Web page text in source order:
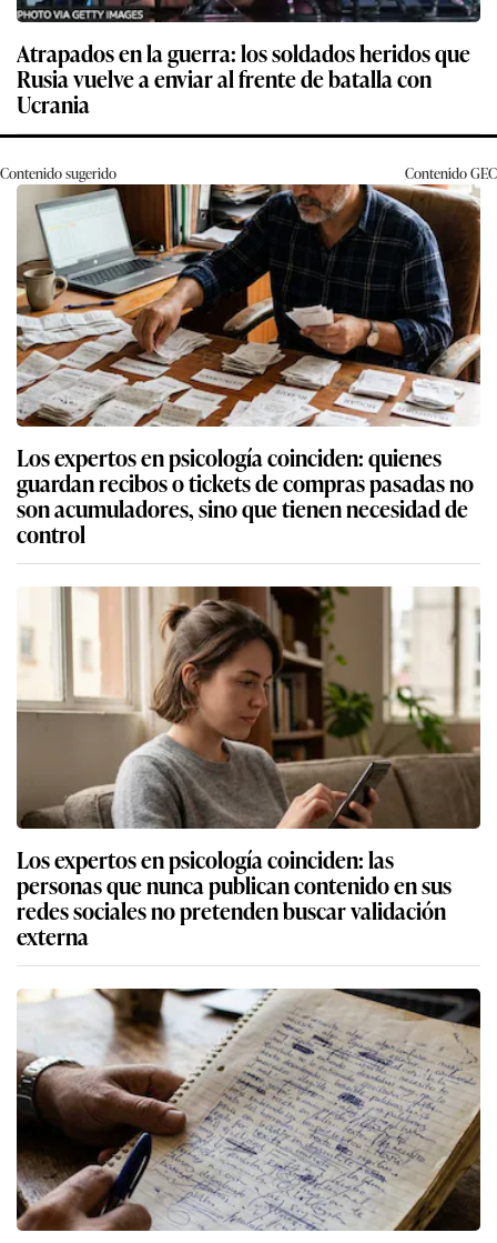
Atrapados en la guerra: los soldados heridos que
Rusia vuelve a enviar al frente de batalla con
Ucrania
Contenido sugerido ContenidoGEC
Los expertos en psicología coinciden: quienes
guardan recibos o tickets de compras pasadas no
son acumuladores, sino que tienen necesidad de
control
Los expertos en psicología coinciden: las
personas que nunca publican contenido en sus
redes sociales no pretenden buscar validación
externa